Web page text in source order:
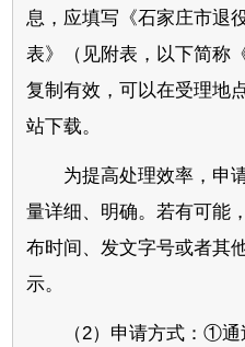
息，应填写《石家庄市退
表》（见附表，以下简称
复制有效，可以在受理地
站下载。
为提高处理效率，申
量详细、明确。若有可能
布时间、发文字号或者其
示。
（2）申请方式：①